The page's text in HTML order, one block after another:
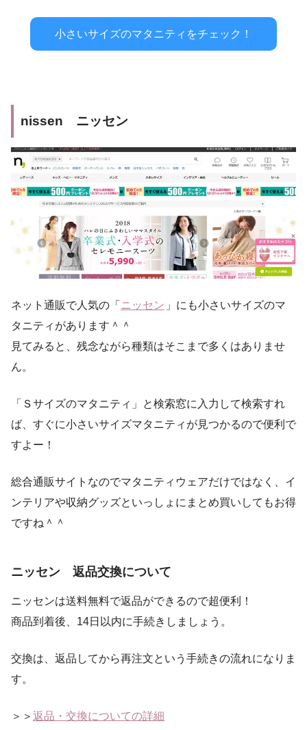
小さいサイズのマタニティをチェック！
nissen ニッセン
ネット通販で人気の「 ニッセン 」にも小さいサイズのマ
タニティがあります＾＾
見てみると、残念ながら種類はそこまで多くはありませ
ん。
「Ｓサイズのマタニティ」と検索窓に入力して検索すれ
ば、すぐに小さいサイズマタニティが見つかるので便利で
すよー！
総合通販サイトなのでマタニティウェアだけではなく、イ
ンテリアや収納グッズといっしょにまとめ買いしてもお得
ですね＾＾
ニッセン 返品交換について
ニッセンは送料無料で返品ができるので超便利！
商品到着後、14日以内に手続きしましょう。
交換は、返品してから再注文という手続きの流れになりま
す。
＞＞ 返品・交換についての詳細